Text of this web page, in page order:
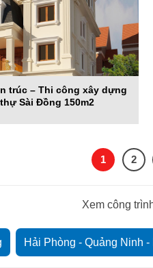
trúc – Thi công xây dựng
Sài Đồng 150m2
1 2
Xem công
Hải Phòng - Quảng Ninh